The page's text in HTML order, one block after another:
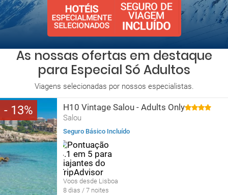
As nossas ofertas em destaque
para Especial Só Adultos
Viagens selecionadas por nossos especialistas.
13 H10 Vintage Salou - Adults Only
Salou
Seguro Básico Incluído
Voos desde Lisboa
8 dias / 7 noites